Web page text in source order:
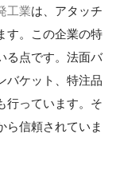
工業は、アタッチ
す。この企業の特
る点です。法面バ
バケット、特注品
行っています。そ
ら信頼されていま